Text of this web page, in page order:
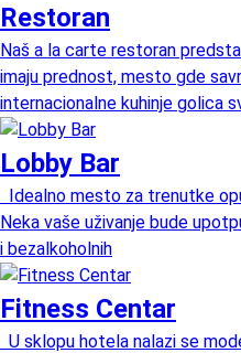
Restoran
Naš a la carte restoran
imaju prednost, mesto gde
internacionalne kuhinje golica
Lobby Bar
Idealno mesto za trenutke
Neka vaše uživanje bude
i bezalkoholnih
Fitness Centar
U sklopu hotela nalazi se